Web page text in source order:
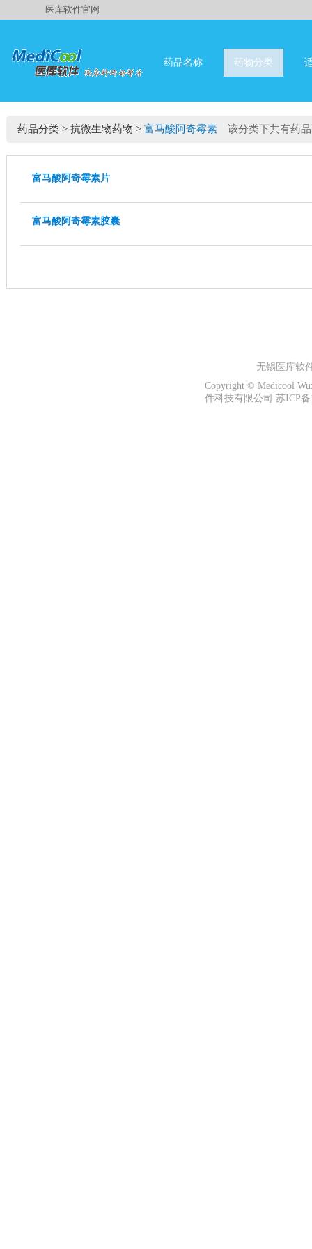
医库软件官网
药品名称 药物分类
药品分类 > 抗微生物药物 > 富马酸阿奇霉素 该分类下共有药
富马酸阿奇霉素片
富马酸阿奇霉素胶囊
无锡医库软
Copyright © Medicool
件科技有限公司 苏ICP备